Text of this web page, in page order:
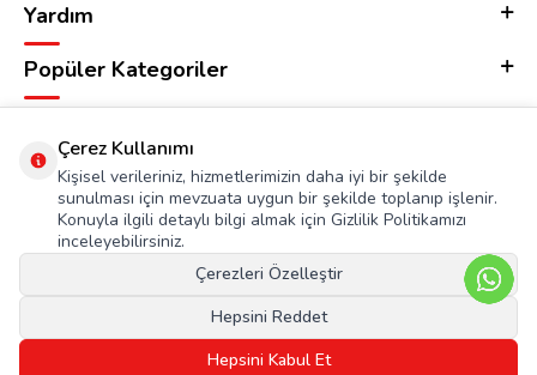
Yardım
Popüler Kategoriler
Çerez Kullanımı
Kişisel verileriniz, hizmetlerimizin daha iyi bir şekilde
sunulması için mevzuata uygun bir şekilde toplanıp işlenir.
Konuyla ilgili detaylı bilgi almak için Gizlilik Politikamızı
inceleyebilirsiniz.
Çerezleri Özelleştir
Hepsini Reddet
Hepsini Kabul Et